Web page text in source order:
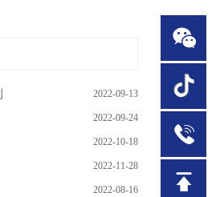
2022-09-13
2022-09-24
2022-10-18
2022-11-28
2022-08-16